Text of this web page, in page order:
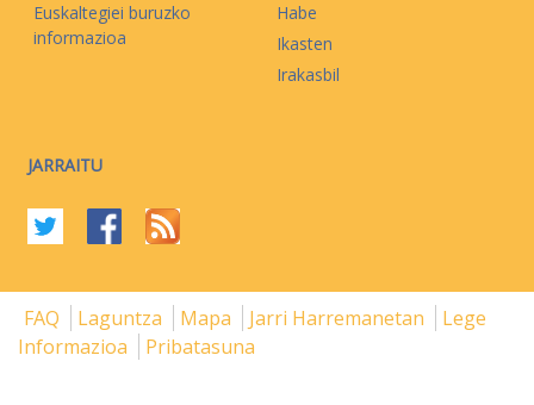
Euskaltegiei buruzko
informazioa
Habe
Ikasten
Irakasbil
JARRAITU
FAQ Laguntza Mapa Jarri Harremanetan
Lege
Informazioa
Pribatasuna